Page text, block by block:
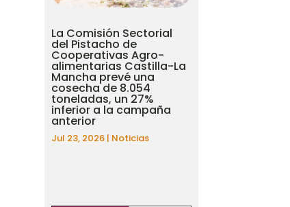
La Comisión Sectorial
del Pistacho de
Cooperativas Agro-
alimentarias Castilla-La
Mancha prevé una
cosecha de 8.054
toneladas, un 27%
inferior a la campaña
anterior
Jul 23, 2026 | Noticias